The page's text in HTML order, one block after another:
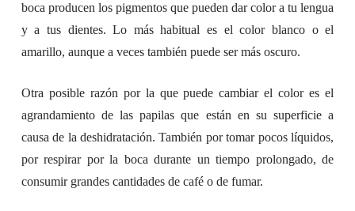
boca producen los pigmentos que pueden dar color a tu lengua
y a tus dientes. Lo más habitual es el color blanco o el
amarillo, aunque a veces también puede ser más oscuro.
Otra posible razón por la que puede cambiar el color es el
agrandamiento de las papilas que están en su superficie a
causa de la deshidratación. También por tomar pocos líquidos,
por respirar por la boca durante un tiempo prolongado, de
consumir grandes cantidades de café o de fumar.